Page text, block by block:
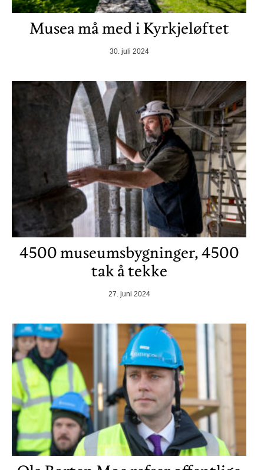
Musea må med i Kyrkjeløftet
30. juli 2024
4500 museumsbygninger, 4500
tak å tekke
27. juni 2024